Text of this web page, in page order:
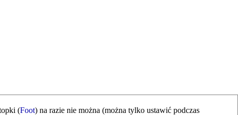
(Foot) na razie nie można (można tylko ustawić podczas